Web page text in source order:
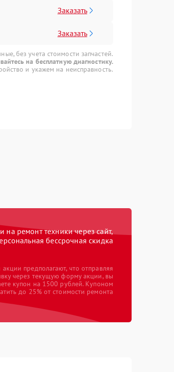
Заказать
Заказать
без учета стоимости запчастей.
на бесплатную диагностику.
и укажем на неисправность.
ремонт техники через сайт,
бессрочная скидка
акции предполагают, что отправляя
через текущую форму акции, вы
купон на 1500 рублей. Купоном
до 25% от стоимости ремонта